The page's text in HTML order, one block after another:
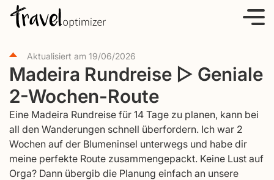
Aktualisiert am 19/06/2026
Madeira Rundreise ▷ Geniale
2-Wochen-Route
Eine Madeira Rundreise für 14 Tage zu planen, kann bei
all den Wanderungen schnell überfordern. Ich war 2
Wochen auf der Blumeninsel unterwegs und habe dir
meine perfekte Route zusammengepackt. Keine Lust auf
Orga? Dann übergib die Planung einfach an unsere